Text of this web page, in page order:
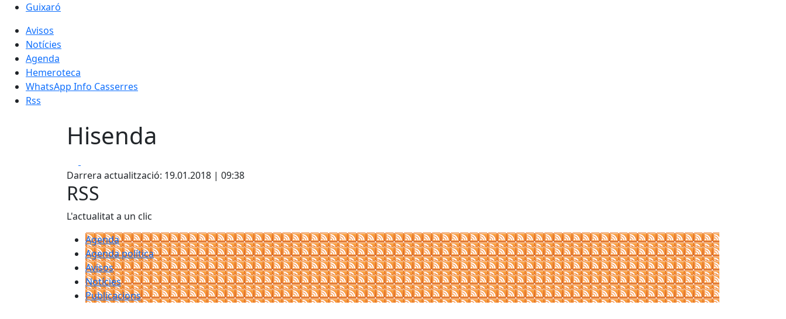
Guixaró
Avisos
Notícies
Agenda
Hemeroteca
WhatsApp Info Casserres
Rss
Hisenda
Darrera actualització: 19.01.2018 | 09:38
RSS
L'actualitat a un clic
Agenda
Agenda política
Avisos
Notícies
Publicacions